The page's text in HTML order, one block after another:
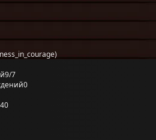
9/7
0